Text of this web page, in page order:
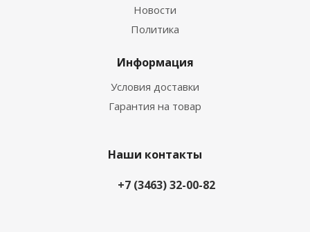
Новости
Политика
Информация
Условия доставки
Гарантия на товар
Наши контакты
+7 (3463) 32-00-82